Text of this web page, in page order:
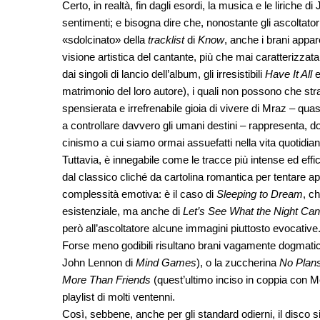
Certo, in realtà, fin dagli esordi, la musica e le liriche
sentimenti; e bisogna dire che, nonostante gli
«sdolcinato» della tracklistdi Know, anche i brani
visione artistica del cantante, più che mai
dai singoli di lancio dell’album, gli irresistibili Have It All
matrimonio del loro autore), i quali non possono che
spensierata e irrefrenabile gioia di vivere di Mraz –
a controllare davvero gli umani destini – rappresenta,
cinismo a cui siamo ormai assuefatti nella vita
Tuttavia, è innegabile come le tracce più intense ed
dal classico cliché da cartolina romantica per tentare
complessità emotiva: è il caso di Sleeping to Dream,
esistenziale, ma anche di Let’s See What the Night
però all’ascoltatore alcune immagini piuttosto evocative.
Forse meno godibili risultano brani vagamente
John Lennon di Mind Games), o la zuccherina No
More Than Friends (quest’ultimo inciso in coppia con
playlist di molti ventenni.
Così, sebbene, anche per gli standard odierni, il disco